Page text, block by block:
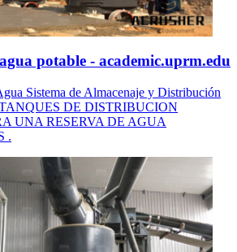
potable - academic.uprm.edu
Sistema de Almacenaje y Distribución
DE DISTRIBUCION
UNA RESERVA DE AGUA
.